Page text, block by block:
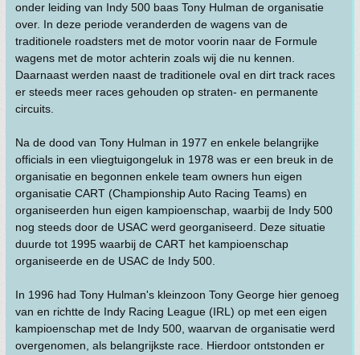
onder leiding van Indy 500 baas Tony Hulman de organisatie
over. In deze periode veranderden de wagens van de
traditionele roadsters met de motor voorin naar de Formule
wagens met de motor achterin zoals wij die nu kennen.
Daarnaast werden naast de traditionele oval en dirt track races
er steeds meer races gehouden op straten- en permanente
circuits.
Na de dood van Tony Hulman in 1977 en enkele belangrijke
officials in een vliegtuigongeluk in 1978 was er een breuk in de
organisatie en begonnen enkele team owners hun eigen
organisatie CART (Championship Auto Racing Teams) en
organiseerden hun eigen kampioenschap, waarbij de Indy 500
nog steeds door de USAC werd georganiseerd. Deze situatie
duurde tot 1995 waarbij de CART het kampioenschap
organiseerde en de USAC de Indy 500.
In 1996 had Tony Hulman's kleinzoon Tony George hier genoeg
van en richtte de Indy Racing League (IRL) op met een eigen
kampioenschap met de Indy 500, waarvan de organisatie werd
overgenomen, als belangrijkste race. Hierdoor ontstonden er